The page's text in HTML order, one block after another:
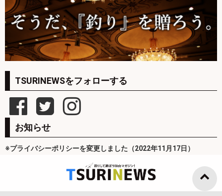
TSURINEWSをフォローする
お知らせ
※プライバシーポリシーを変更しました（2022年11月17日）